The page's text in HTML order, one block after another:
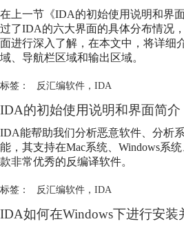
在上一节《IDA的初始使用说明和界
过了IDA的六大界面的具体分布情况
面进行深入了解，在本文中，将详细
域、导航栏区域和输出区域。
标签： 反汇编软件， IDA
IDA的初始使用说明和界面简介
IDA能帮助我们分析恶意软件、分析
能，其支持在Mac系统、Windows系
款非常优秀的反编译软件。
标签： 反汇编软件， IDA
IDA如何在Windows下进行安装